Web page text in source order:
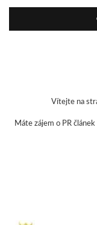
Vítejte na
Máte zájem o PR